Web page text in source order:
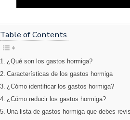
Table of Contents.
¿Qué son los gastos hormiga?
Características de los gastos hormiga
¿Cómo identificar los gastos hormiga?
¿Cómo reducir los gastos hormiga?
Una lista de gastos hormiga que debes